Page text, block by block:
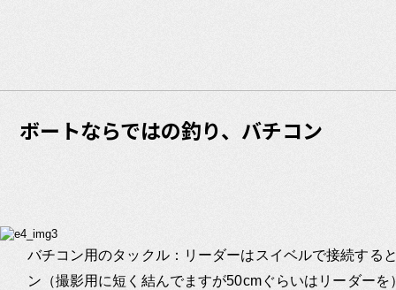
ボートならではの釣り、バチコン
バチコン用のタックル：リーダーはスイベルで接続する
ン（撮影用に短く結んでますが50cmぐらいはリーダーを